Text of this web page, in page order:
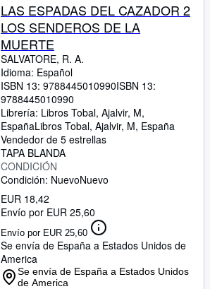
LAS ESPADAS DEL CAZADOR 2
LOS SENDEROS DE LA
MUERTE
SALVATORE, R. A.
Idioma: Español
ISBN 13: 9788445010990ISBN 13:
9788445010990
Librería: Libros Tobal, Ajalvir, M,
EspañaLibros Tobal, Ajalvir, M, España
Vendedor de 5 estrellas
TAPA BLANDA
CONDICIÓN
Condición: NuevoNuevo
EUR 18,42
Envío por EUR 25,60
Envío por EUR 25,60
Se envía de España a Estados Unidos de
America
Se envía de España a Estados Unidos
de America